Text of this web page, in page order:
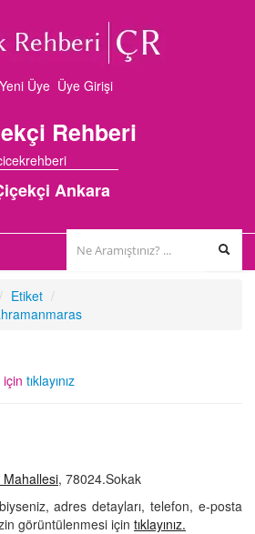
Yeni Üye Üye Girişi
Rehberi
Ankara
/ Etiket /
tıklayınız
Mahallesi, 78024.Sokak
adres detayları, telefon, e-posta
görüntülenmesi için tıklayınız.